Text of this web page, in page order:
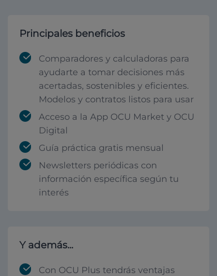
Principales beneficios
Comparadores y calculadoras para
ayudarte a tomar decisiones más
acertadas, sostenibles y eficientes.
Modelos y contratos listos para usar
Acceso a la App OCU Market y OCU
Digital
Guía práctica gratis mensual
Newsletters periódicas con
información específica según tu
interés
Y además...
Con OCU Plus tendrás ventajas